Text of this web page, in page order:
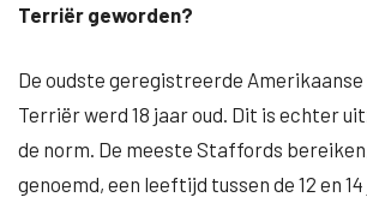
Terriër geworden?
De oudste geregistreerde
Terriër werd 18 jaar oud. Dit is echter
de norm. De meeste Staffords
genoemd, een leeftijd tussen de 12 en 14